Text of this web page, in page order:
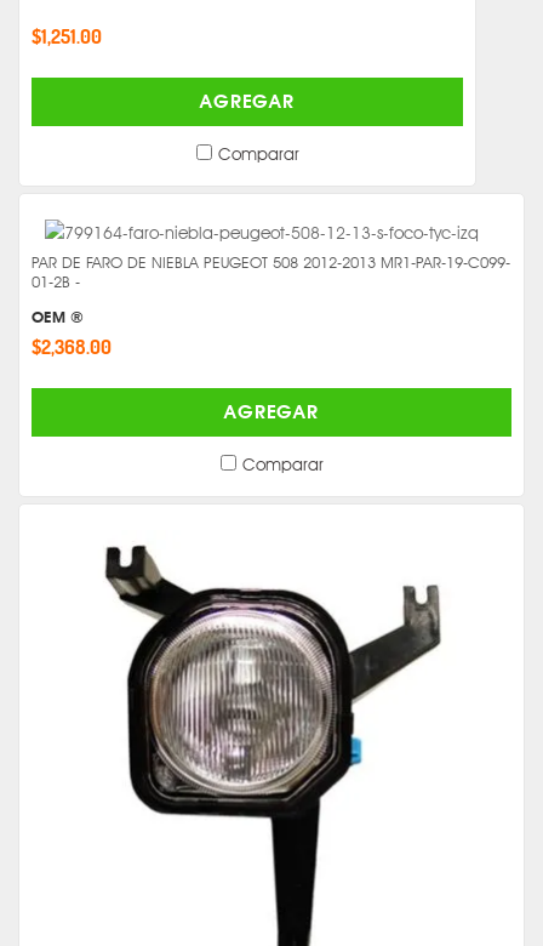
$1,251.00
AGREGAR
Comparar
PAR DE FARO DE NIEBLA PEUGEOT 508 2012-2013 MR1-PAR-19-C099-
01-2B -
OEM ®
$2,368.00
AGREGAR
Comparar